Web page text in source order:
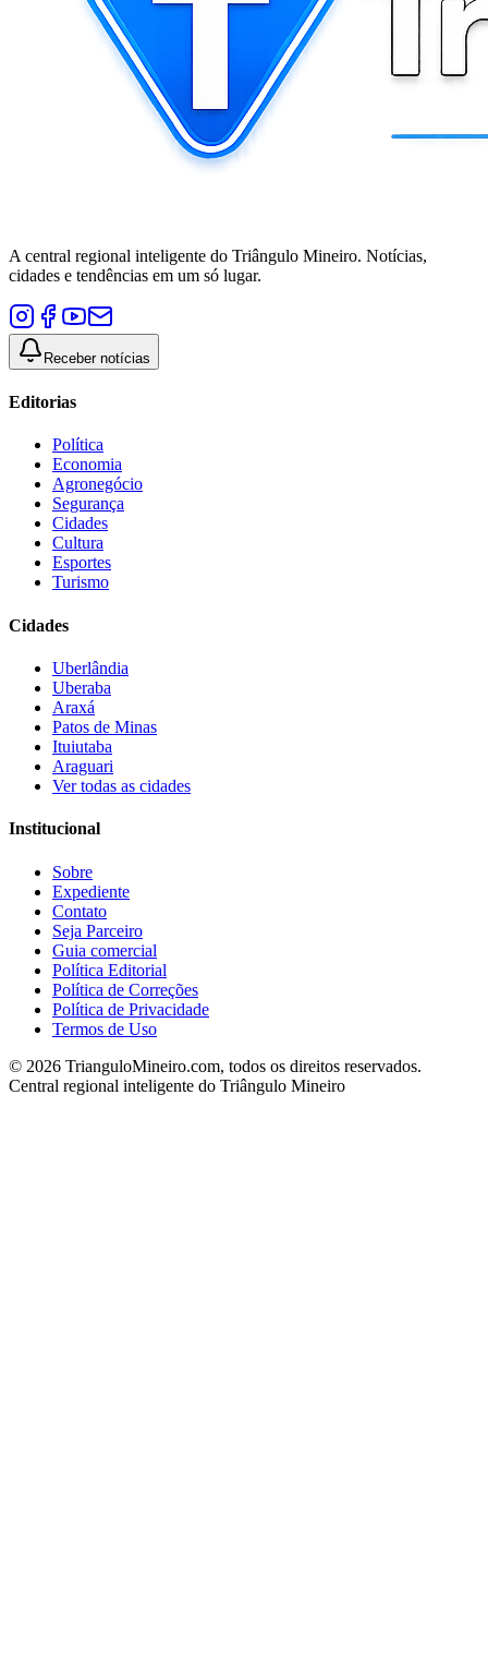
A central regional inteligente do Triângulo Mineiro. Notícias,
cidades e tendências em um só lugar.
Receber notícias
Editorias
Política
Economia
Agronegócio
Segurança
Cidades
Cultura
Esportes
Turismo
Cidades
Uberlândia
Uberaba
Araxá
Patos de Minas
Ituiutaba
Araguari
Ver todas as cidades
Institucional
Sobre
Expediente
Contato
Seja Parceiro
Guia comercial
Política Editorial
Política de Correções
Política de Privacidade
Termos de Uso
© 2026 TrianguloMineiro.com, todos os direitos reservados.
Central regional inteligente do Triângulo Mineiro